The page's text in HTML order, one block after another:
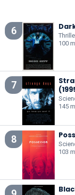
6
100
7
145
8
103